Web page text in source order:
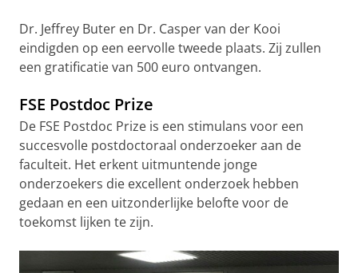
Dr. Jeffrey Buter en Dr. Casper van der Kooi
eindigden op een eervolle tweede plaats. Zij zullen
een gratificatie van 500 euro ontvangen.
FSE Postdoc Prize
De FSE Postdoc Prize is een stimulans voor een
succesvolle postdoctoraal onderzoeker aan de
faculteit. Het erkent uitmuntende jonge
onderzoekers die excellent onderzoek hebben
gedaan en een uitzonderlijke belofte voor de
toekomst lijken te zijn.